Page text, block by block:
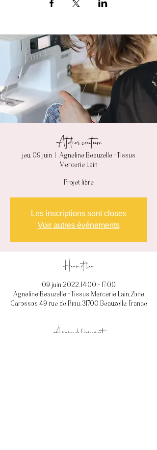
Atelier couture
jeu. 09 juin
Agneline Beauzelle -Tissus
Mercerie Lain
Projet libre
Les inscriptions sont closes
Voir autres événements
Heure et lieu
09 juin 2022, 14:00 – 17:00
Agneline Beauzelle -Tissus Mercerie Lain, Zone
Garossos 49 rue de Riou, 31700 Beauzelle, France
À propos de l'événement